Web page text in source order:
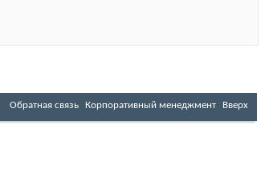
Обратная связь Корпоративный менеджмент Вверх